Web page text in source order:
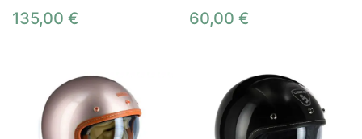
135,00 €
60,00 €